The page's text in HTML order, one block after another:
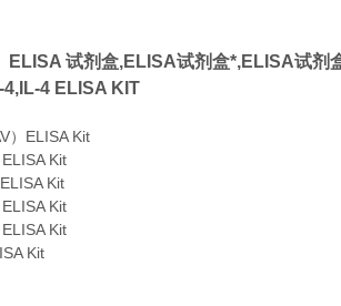
ELISA 试剂盒,ELISA试剂盒*,ELISA试剂
4,IL-4 ELISA KIT
）ELISA Kit
Kit
Kit
Kit
Kit
Kit